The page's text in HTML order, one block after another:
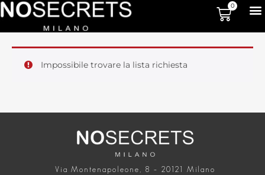
0
Impossibile trovare la lista richiesta
Via Montenapoleone, 8 – 20121 Milano